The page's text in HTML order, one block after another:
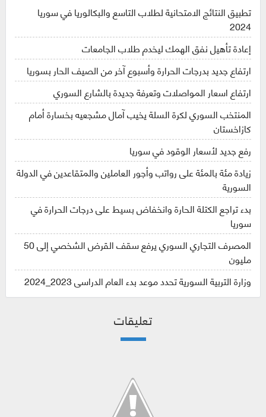
تطبيق النتائج الامتحانية لطلاب التاسع والبكالوريا في سوريا
2024
إعادة تأهيل نفق الهمك ليخدم طلاب الجامعات
ارتفاع جديد بدرجات الحرارة وأسبوع آخر من الصيف الحار بسوريا
ارتفاع اسعار المواصلات وتعرفة جديدة بالشارع السوري
المنتخب السوري لكرة السلة يخيب آمال مشجعيه بخسارة أمام
كازاخستان
رفع جديد لأسعار الوقود في سوريا
زيادة مئة بالمئة على رواتب وأجور العاملين والمتقاعدين في الدولة
السورية
بدء تراجع الكتلة الحارة وانخفاض بسيط على درجات الحرارة في
سوريا
المصرف التجاري السوري يرفع سقف القرض الشخصي إلى 50
مليون
وزارة التربية السورية تحدد موعد بدء العام الدراسي 2023_2024
تعليقات